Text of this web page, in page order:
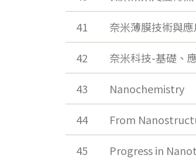
41 奈米薄膜技術與應
42 奈米科技-基礎、
43 Nanochemistry
44 From
45 Progress in